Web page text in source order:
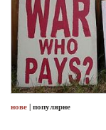
нове | популярне